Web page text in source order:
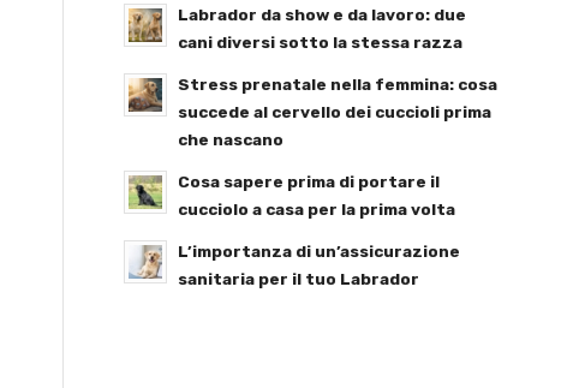
Labrador da show e da lavoro: due
cani diversi sotto la stessa razza
Stress prenatale nella femmina: cosa
succede al cervello dei cuccioli prima
che nascano
Cosa sapere prima di portare il
cucciolo a casa per la prima volta
L’importanza di un’assicurazione
sanitaria per il tuo Labrador